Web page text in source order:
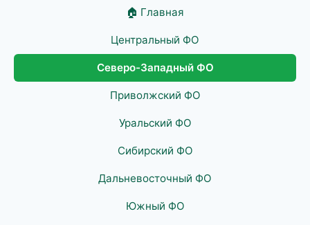
🏠 Главная
Центральный ФО
Северо-Западный ФО
Приволжский ФО
Уральский ФО
Сибирский ФО
Дальневосточный ФО
Южный ФО